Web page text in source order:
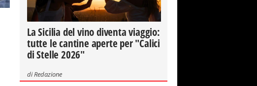
La Sicilia del vino diventa viaggio:
tutte le cantine aperte per "Calici
di Stelle 2026"
diRedazione